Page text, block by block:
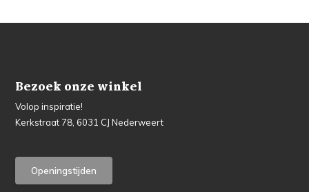
Bezoek onze winkel
Volop inspiratie!
Kerkstraat 78, 6031 CJ Nederweert
Openingstijden